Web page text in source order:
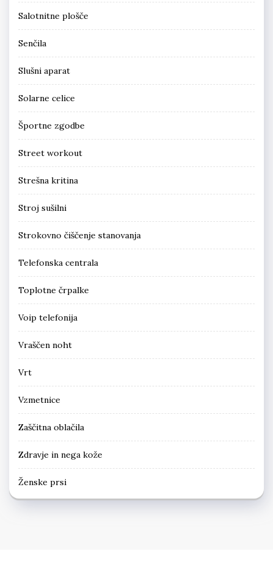
Salotnitne plošče
Senčila
Slušni aparat
Solarne celice
Športne zgodbe
Street workout
Strešna kritina
Stroj sušilni
Strokovno čiščenje stanovanja
Telefonska centrala
Toplotne črpalke
Voip telefonija
Vraščen noht
Vrt
Vzmetnice
Zaščitna oblačila
Zdravje in nega kože
Ženske prsi